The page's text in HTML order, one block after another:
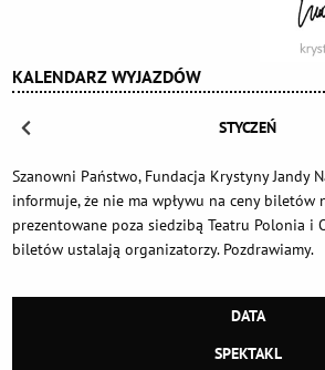
KALENDARZ WYJAZDÓW
STYCZEŃ
Szanowni Państwo, Fundacja Krystyny Jandy
informuje, że nie ma wpływu na ceny biletów
prezentowane poza siedzibą Teatru Polonia i
biletów ustalają organizatorzy. Pozdrawiamy.
DATA
SPEKTAKL